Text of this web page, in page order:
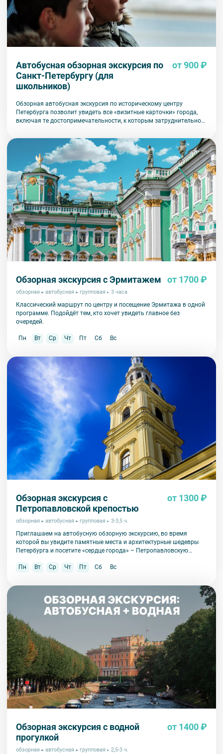
Автобусная обзорная экскурсия по
Санкт-Петербургу (для
школьников)
от 900 ₽
Обзорная автобусная экскурсия по историческому центру
Петербурга позволит увидеть все «визитные карточки» города,
включая те достопримечательности, к которым затруднительно
прогулки.
Обзорная экскурсия с Эрмитажем от 1700 ₽
обзорная автобусная групповая 3 часа
Классический маршрут по центру и посещение Эрмитажа в одной
программе. Подойдёт тем, кто хочет увидеть главное без
очередей.
Пн Вт Ср Чт Пт Сб Вс
Обзорная экскурсия с
Петропавловской крепостью
от 1300 ₽
обзорная автобусная групповая 3-3,5 ч.
Приглашаем на автобусную обзорную экскурсию, во время
которой вы увидите памятные места и архитектурные шедевры
Петербурга и посетите «сердце города» – Петропавловскую
Пн
Вт Ср Чт Пт Сб Вс
Обзорная экскурсия с водной
прогулкой
от 1400 ₽
обзорная автобусная групповая 2,5-3 ч.